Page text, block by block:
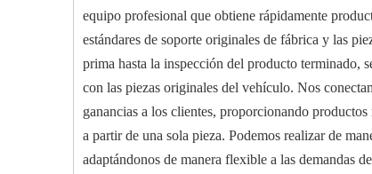
equipo profesional que obtiene rápidamente
estándares de soporte originales de fábrica y las
prima hasta la inspección del producto terminado,
con las piezas originales del vehículo. Nos
ganancias a los clientes, proporcionando
a partir de una sola pieza. Podemos realizar de
adaptándonos de manera flexible a las demandas